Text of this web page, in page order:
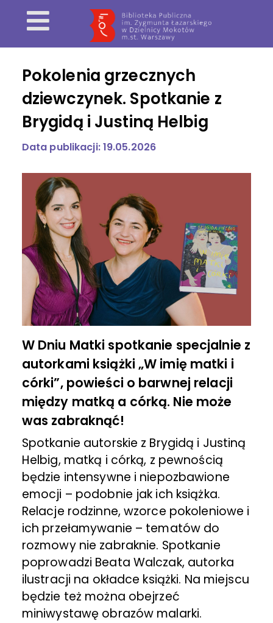
Pokolenia grzecznych
dziewczynek. Spotkanie z
Brygidą i Justiną Helbig
Data publikacji: 19.05.2026
W Dniu Matki spotkanie specjalnie z
autorkami książki „W imię matki i
córki”, powieści o barwnej relacji
między matką a córką. Nie może
was zabraknąć!
Spotkanie autorskie z Brygidą i Justiną
Helbig, matką i córką, z pewnością
będzie intensywne i niepozbawione
emocji – podobnie jak ich książka.
Relacje rodzinne, wzorce pokoleniowe i
ich przełamywanie – tematów do
rozmowy nie zabraknie. Spotkanie
poprowadzi Beata Walczak, autorka
ilustracji na okładce książki. Na miejscu
będzie też można obejrzeć
miniwystawę obrazów malarki.